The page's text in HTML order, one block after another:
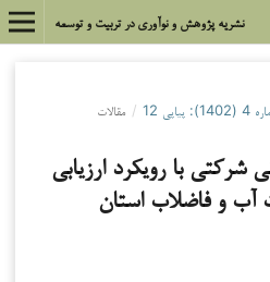
نشریه پژوهش و نوآوری در تربیت و توسعه
/ مقالات
شرکتی با رویکرد ارزیابی
آب و فاضلاب استان